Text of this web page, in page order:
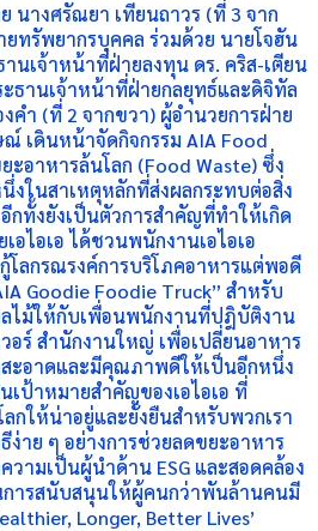
นางศรัณยา เทียนถาวร (ที่ 3 จาก
ทรัพยากรบุคคล ร่วมด้วย นายโจฮัน
นเจ้าหน้าที่ฝ่ายลงทุน ดร. คริส-เตียน
ธานเจ้าหน้าที่ฝ่ายกลยุทธ์และดิจิทัล
คำ (ที่ 2 จากขวา) ผู้อำนวยการฝ่าย
เดินหน้าจัดกิจกรรม AIA Food
อาหารล้นโลก (Food Waste) ซึ่ง
ในสาเหตุหลักที่ส่งผลกระทบต่อสิ่ง
กทั้งยังเป็นตัวการสำคัญที่ทำให้เกิด
อไอเอ ได้ชวนพนักงานเอไอเอ
โลกรณรงค์การบริโภคอาหารแต่พอดี
Goodie Foodie Truck” สำหรับ
ไม้ให้กับเพื่อนพนักงานที่ปฎิบัติงาน
วอร์ สำนักงานใหญ่ เพื่อเปลี่ยนอาหาร
ะอาดและมีคุณภาพดีให้เป็นอีกหนึ่ง
เป้าหมายสำคัญของเอไอเอ ที่
ลกให้น่าอยู่และยั่งยืนสำหรับพวกเรา
าย ๆ อย่างการช่วยลดขยะอาหาร
วามเป็นผู้นำด้าน ESG และสอดคล้อง
การสนับสนุนให้ผู้คนกว่าพันล้านคนมี
Longer, Better Lives’